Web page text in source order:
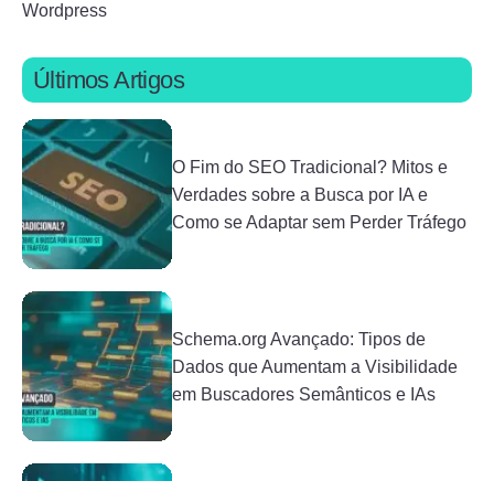
Wordpress
Últimos Artigos
O Fim do SEO Tradicional? Mitos e
Verdades sobre a Busca por IA e
Como se Adaptar sem Perder Tráfego
Schema.org Avançado: Tipos de
Dados que Aumentam a Visibilidade
em Buscadores Semânticos e IAs